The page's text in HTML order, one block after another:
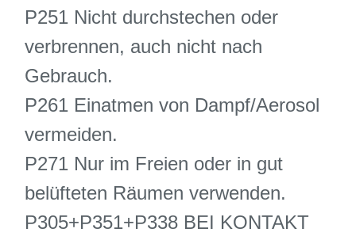
P251 Nicht durchstechen oder
verbrennen, auch nicht nach
Gebrauch.
P261 Einatmen von Dampf/Aerosol
vermeiden.
P271 Nur im Freien oder in gut
belüfteten Räumen verwenden.
P305+P351+P338 BEI KONTAKT